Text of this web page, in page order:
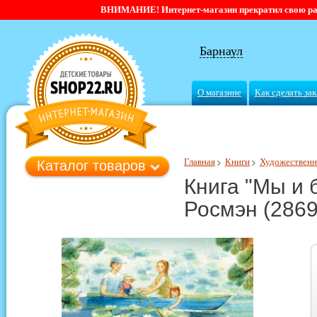
ВНИМАНИЕ! Интернет-магазин прекратил свою
Барнаул
О магазине Как сделать
Главная Книги
Книга "Мы и
Росмэн
Каталог товаров